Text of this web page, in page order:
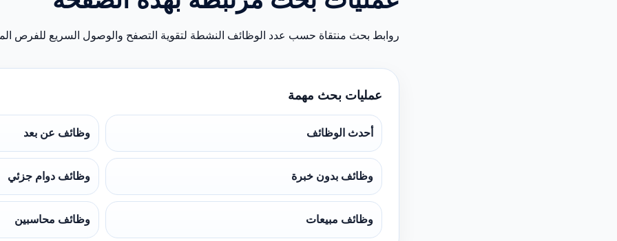
روابط بحث منتقاة حسب عدد الوظائف النشطة لتقوية التصفح والوصول السريع للفرص
عمليات بحث مهمة
أحدث الوظائف وظائف عن بعد
وظائف بدون خبرة وظائف دوام جزئي
وظائف مبيعات وظائف محاسبين